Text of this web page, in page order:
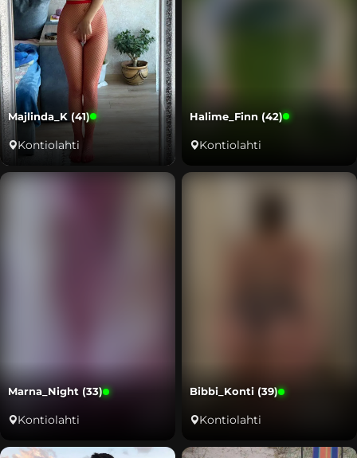
Majlinda_K (41)
Kontiolahti
Halime_Finn (42)
Kontiolahti
Marna_Night (33)
Kontiolahti
Bibbi_Konti (39)
Kontiolahti